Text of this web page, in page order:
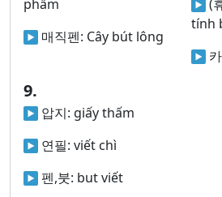
phẩm
매직펜: Cây bút lông
(
tính
9.
압지: giấy thấm
연필: viết chì
펜,붓: but viết